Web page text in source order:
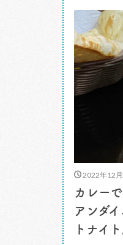
にある、
ろのガチ
2022年12月
カレー
アンダ
トナイト